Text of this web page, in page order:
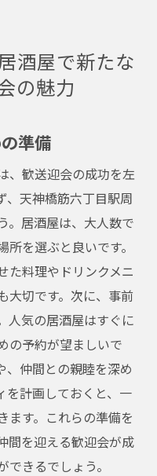
酒屋で新たな
の魅力
準備
、歓送迎会の成功を左
、天神橋筋六丁目駅周
。居酒屋は、大人数で
を選ぶと良いです。
た料理やドリンクメニ
大切です。次に、事前
人気の居酒屋はすぐに
の予約が望ましいで
、仲間との親睦を深め
を計画しておくと、一
ます。これらの準備を
間を迎える歓迎会が成
きるでしょう。